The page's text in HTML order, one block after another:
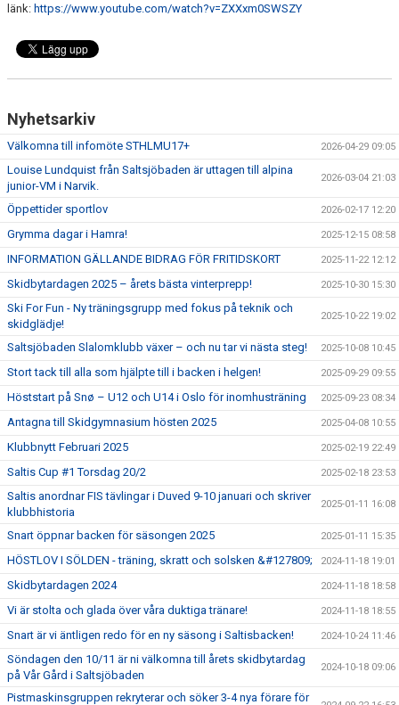
länk: https://www.youtube.com/watch?v=ZXXxm0SWSZY
Nyhetsarkiv
Välkomna till infomöte STHLMU17+ 2026-04-29 09:05
Louise Lundquist från Saltsjöbaden är uttagen till alpina
junior-VM i Narvik.
2026-03-04 21:03
Öppettider sportlov 2026-02-17 12:20
Grymma dagar i Hamra! 2025-12-15 08:58
INFORMATION GÄLLANDE BIDRAG FÖR FRITIDSKORT 2025-11-22 12:12
Skidbytardagen 2025 – årets bästa vinterprepp! 2025-10-30 15:30
Ski For Fun - Ny träningsgrupp med fokus på teknik och
skidglädje!
2025-10-22 19:02
Saltsjöbaden Slalomklubb växer – och nu tar vi nästa steg! 2025-10-08 10:45
Stort tack till alla som hjälpte till i backen i helgen! 2025-09-29 09:55
Höststart på Snø – U12 och U14 i Oslo för inomhusträning 2025-09-23 08:34
Antagna till Skidgymnasium hösten 2025 2025-04-08 10:55
Klubbnytt Februari 2025 2025-02-19 22:49
Saltis Cup #1 Torsdag 20/2 2025-02-18 23:53
Saltis anordnar FIS tävlingar i Duved 9-10 januari och skriver
klubbhistoria
2025-01-11 16:08
Snart öppnar backen för säsongen 2025 2025-01-11 15:35
HÖSTLOV I SÖLDEN - träning, skratt och solsken &#127809; 2024-11-18 19:01
Skidbytardagen 2024 2024-11-18 18:58
Vi är stolta och glada över våra duktiga tränare! 2024-11-18 18:55
Snart är vi äntligen redo för en ny säsong i Saltisbacken! 2024-10-24 11:46
Söndagen den 10/11 är ni välkomna till årets skidbytardag
på Vår Gård i Saltsjöbaden
2024-10-18 09:06
Pistmaskinsgruppen rekryterar och söker 3-4 nya förare för